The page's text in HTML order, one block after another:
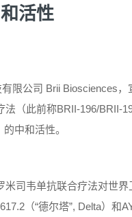
活性
限公司 Brii Biosciences
（此前称BRII-196/BRII-
中和活性。
司韦单抗联合疗法对世
（“德尔塔”, Delta）和